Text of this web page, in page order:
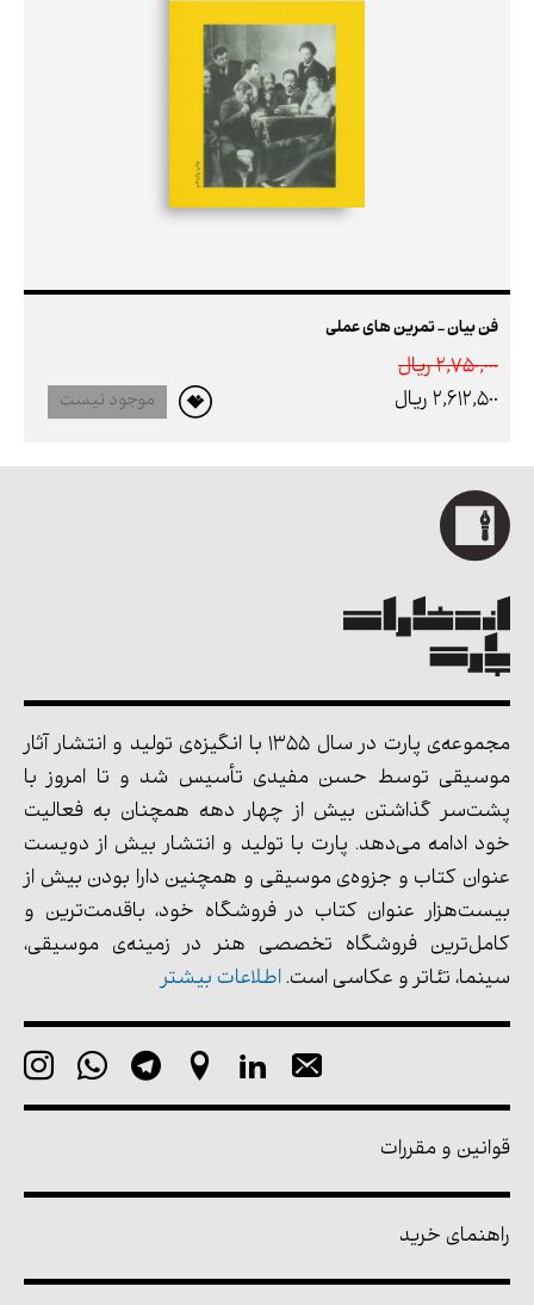
فن بیان - تمرین های عملی
2,750,000 ريال
2,612,500 ريال
موجود نیست
مجموعه‌ی پارت در سال 1355 با انگیزه‌ی تولید و انتشار آثار
موسیقی توسط حسن مفیدی تأسیس شد و تا امروز با
پشت‌سر گذاشتن بیش از چهار دهه همچنان به فعالیت
خود ادامه می‌دهد. پارت با تولید و انتشار بیش از دویست
عنوان کتاب و جزوه‌ی موسیقی و همچنین دارا بودن بیش از
بیست‌هزار عنوان کتاب در فروشگاه خود، باقدمت‌ترین و
کامل‌ترین فروشگاه تخصصی هنر در زمینه‌ی موسیقی،
سینما، تئاتر و عکاسی است. اطلاعات بیشتر
قوانین و مقررات
راهنمای خرید